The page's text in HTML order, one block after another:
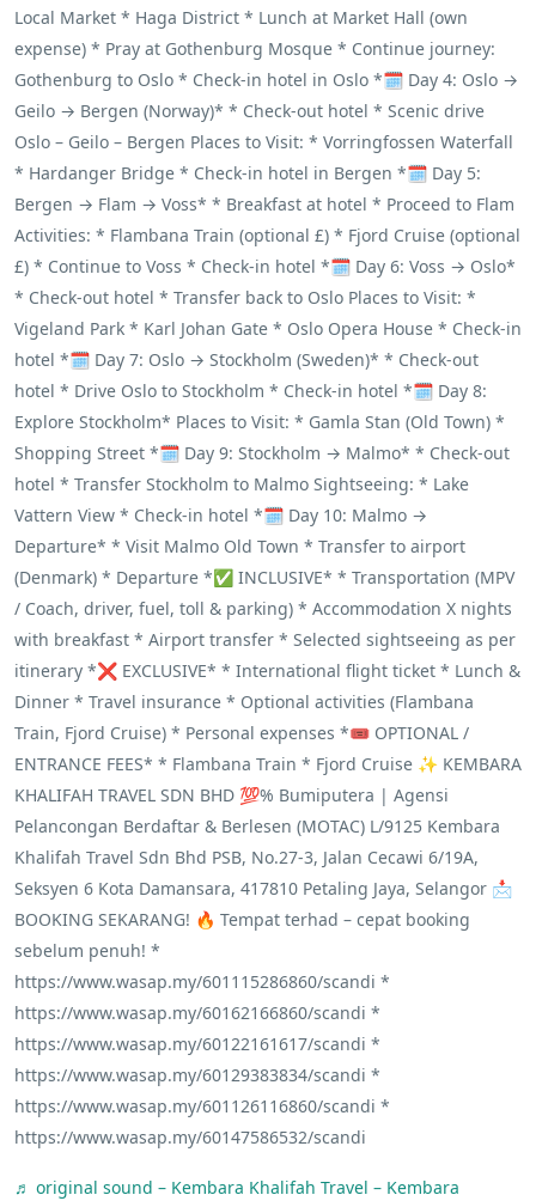
Local Market * Haga District * Lunch at Market Hall (own
expense) * Pray at Gothenburg Mosque * Continue journey:
Gothenburg to Oslo * Check-in hotel in Oslo *🗓️ Day 4: Oslo →
Geilo → Bergen (Norway)* * Check-out hotel * Scenic drive
Oslo – Geilo – Bergen Places to Visit: * Vorringfossen Waterfall
* Hardanger Bridge * Check-in hotel in Bergen *🗓️ Day 5:
Bergen → Flam → Voss* * Breakfast at hotel * Proceed to Flam
Activities: * Flambana Train (optional £) * Fjord Cruise (optional
£) * Continue to Voss * Check-in hotel *🗓️ Day 6: Voss → Oslo*
* Check-out hotel * Transfer back to Oslo Places to Visit: *
Vigeland Park * Karl Johan Gate * Oslo Opera House * Check-in
hotel *🗓️ Day 7: Oslo → Stockholm (Sweden)* * Check-out
hotel * Drive Oslo to Stockholm * Check-in hotel *🗓️ Day 8:
Explore Stockholm* Places to Visit: * Gamla Stan (Old Town) *
Shopping Street *🗓️ Day 9: Stockholm → Malmo* * Check-out
hotel * Transfer Stockholm to Malmo Sightseeing: * Lake
Vattern View * Check-in hotel *🗓️ Day 10: Malmo →
Departure* * Visit Malmo Old Town * Transfer to airport
(Denmark) * Departure *✅ INCLUSIVE* * Transportation (MPV
/ Coach, driver, fuel, toll & parking) * Accommodation X nights
with breakfast * Airport transfer * Selected sightseeing as per
itinerary *❌ EXCLUSIVE* * International flight ticket * Lunch &
Dinner * Travel insurance * Optional activities (Flambana
Train, Fjord Cruise) * Personal expenses *🎟️ OPTIONAL /
ENTRANCE FEES* * Flambana Train * Fjord Cruise ✨ KEMBARA
KHALIFAH TRAVEL SDN BHD 💯% Bumiputera | Agensi
Pelancongan Berdaftar & Berlesen (MOTAC) L/9125 Kembara
Khalifah Travel Sdn Bhd PSB, No.27-3, Jalan Cecawi 6/19A,
Seksyen 6 Kota Damansara, 417810 Petaling Jaya, Selangor 📩
BOOKING SEKARANG! 🔥 Tempat terhad – cepat booking
sebelum penuh! *
https://www.wasap.my/601115286860/scandi *
https://www.wasap.my/60162166860/scandi *
https://www.wasap.my/60122161617/scandi *
https://www.wasap.my/60129383834/scandi *
https://www.wasap.my/601126116860/scandi *
https://www.wasap.my/60147586532/scandi
♬ original sound – Kembara Khalifah Travel – Kembara